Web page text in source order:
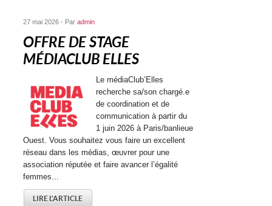
27 mai 2026 - Paradmin
OFFRE DE STAGE
MÉDIACLUB ELLES
Le médiaClub’Elles
recherche sa/son chargé.e
de coordination et de
communication à partir du
1 juin 2026 à Paris/banlieue
Ouest. Vous souhaitez vous faire un excellent
réseau dans les médias, œuvrer pour une
association réputée et faire avancer l’égalité
femmes...
LIRE L'ARTICLE